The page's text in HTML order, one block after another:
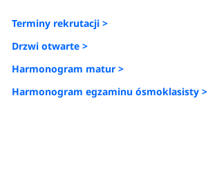
Terminy rekrutacji >
Drzwi otwarte >
Harmonogram matur >
Harmonogram egzaminu ósmoklasisty >